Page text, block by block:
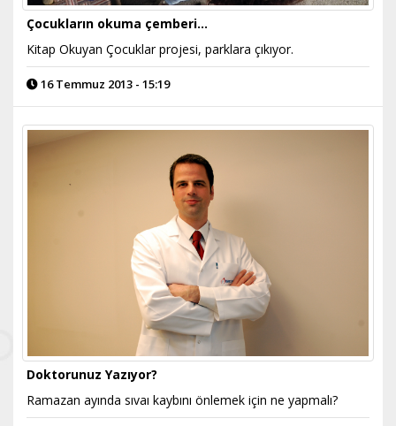
Çocukların okuma çemberi...
Kitap Okuyan Çocuklar projesi, parklara çıkıyor.
16 Temmuz 2013 - 15:19
Doktorunuz Yazıyor?
Ramazan ayında sıvaı kaybını önlemek için ne yapmalı?